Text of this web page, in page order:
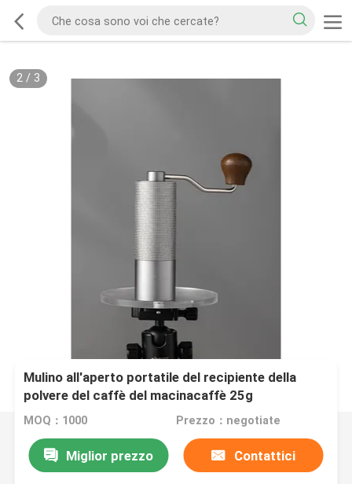
2/ 3
Mulino all'aperto portatile del recipiente della
polvere del caffè del macinacaffè 25g
MOQ：1000 Prezzo：negotiate
Miglior prezzo Contattici